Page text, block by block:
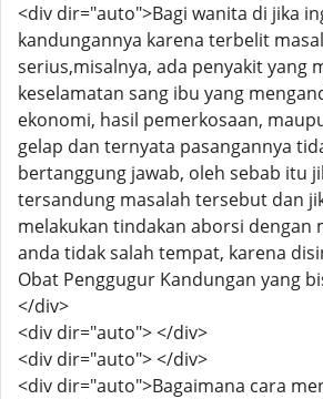
<div dir="auto">Bagi wanita di jika
kandungannya karena terbelit
serius,misalnya, ada penyakit yang
keselamatan sang ibu yang
ekonomi, hasil pemerkosaan,
gelap dan ternyata pasangannya
bertanggung jawab, oleh sebab itu
tersandung masalah tersebut dan
melakukan tindakan aborsi dengan
anda tidak salah tempat, karena
Obat Penggugur Kandungan yang
</div>
<div dir="auto"> </div>
<div dir="auto"> </div>
<div dir="auto">Bagaimana cara